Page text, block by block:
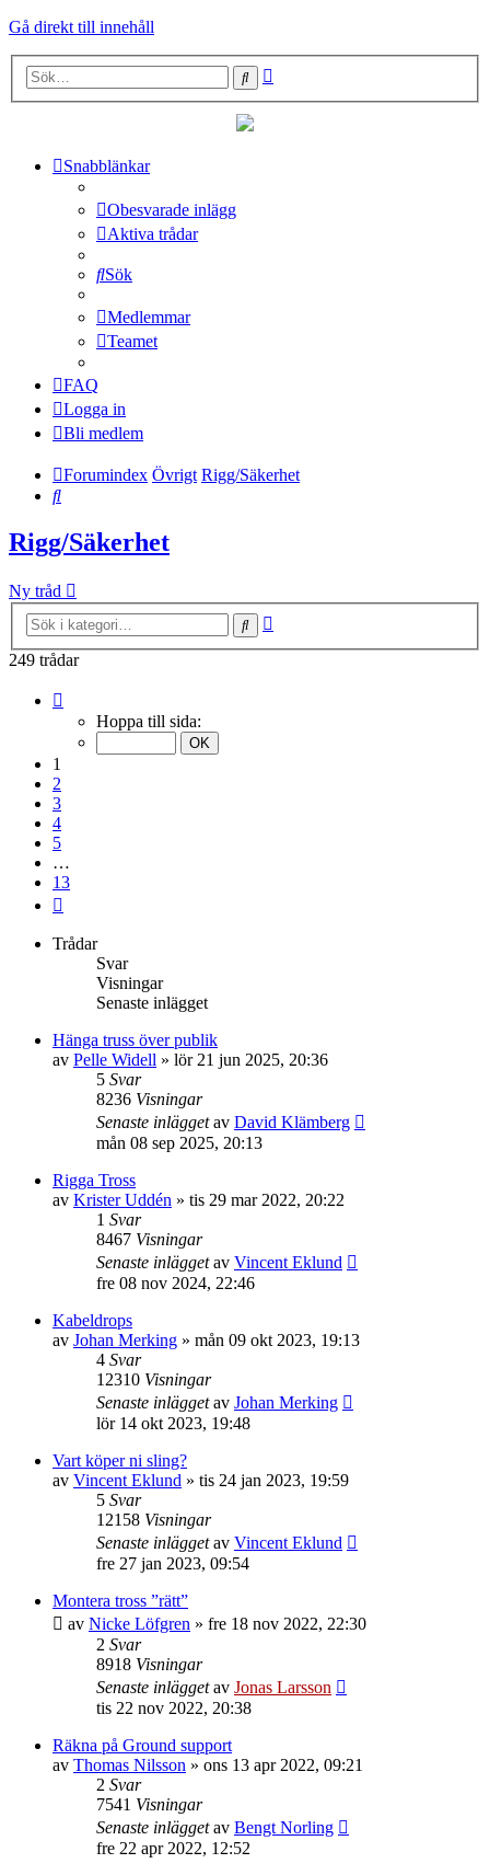
Gå direkt till innehåll
Sök
Snabblänkar
Obesvarade inlägg
Aktiva trådar
Sök
Medlemmar
Teamet
FAQ
Logga in
Bli medlem
Forumindex Övrigt Rigg/Säkerhet
Sök
Rigg/Säkerhet
Ny tråd
Sök
249 trådar
Hoppa till sida:
1
2
3
4
5
…
13
Trådar
Svar
Visningar
Senaste inlägget
Hänga truss över publik
av Pelle Widell » lör 21 jun 2025, 20:36
5 Svar
8236 Visningar
Senaste inläggetav David Klämberg
mån 08 sep 2025, 20:13
Rigga Tross
av Krister Uddén » tis 29 mar 2022, 20:22
1 Svar
8467 Visningar
Senaste inläggetav Vincent Eklund
fre 08 nov 2024, 22:46
Kabeldrops
av Johan Merking » mån 09 okt 2023, 19:13
4 Svar
12310 Visningar
Senaste inläggetav Johan Merking
lör 14 okt 2023, 19:48
Vart köper ni sling?
av Vincent Eklund » tis 24 jan 2023, 19:59
5 Svar
12158 Visningar
Senaste inläggetav Vincent Eklund
fre 27 jan 2023, 09:54
Montera tross ”rätt”
av Nicke Löfgren » fre 18 nov 2022, 22:30
2 Svar
8918 Visningar
Senaste inläggetav Jonas Larsson
tis 22 nov 2022, 20:38
Räkna på Ground support
av Thomas Nilsson » ons 13 apr 2022, 09:21
2 Svar
7541 Visningar
Senaste inläggetav Bengt Norling
fre 22 apr 2022, 12:52